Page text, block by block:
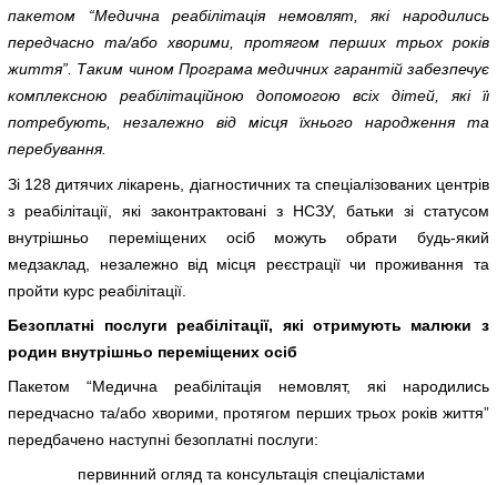
пакетом “Медична реабілітація немовлят, які народились
передчасно та/або хворими, протягом перших трьох років
життя”. Таким чином Програма медичних гарантій забезпечує
комплексною реабілітаційною допомогою всіх дітей, які її
потребують, незалежно від місця їхнього народження та
перебування.
Зі 128 дитячих лікарень, діагностичних та спеціалізованих центрів
з реабілітації, які законтрактовані з НСЗУ, батьки зі статусом
внутрішньо переміщених осіб можуть обрати будь-який
медзаклад, незалежно від місця реєстрації чи проживання та
пройти курс реабілітації.
Безоплатні послуги реабілітації, які отримують малюки з
родин внутрішньо переміщених осіб
Пакетом “Медична реабілітація немовлят, які народились
передчасно та/або хворими, протягом перших трьох років життя”
передбачено наступні безоплатні послуги:
первинний огляд та консультація спеціалістами